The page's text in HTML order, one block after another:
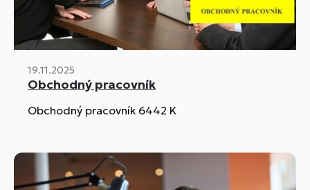
19.11.2025
Obchodný pracovník
Obchodný pracovník 6442 K